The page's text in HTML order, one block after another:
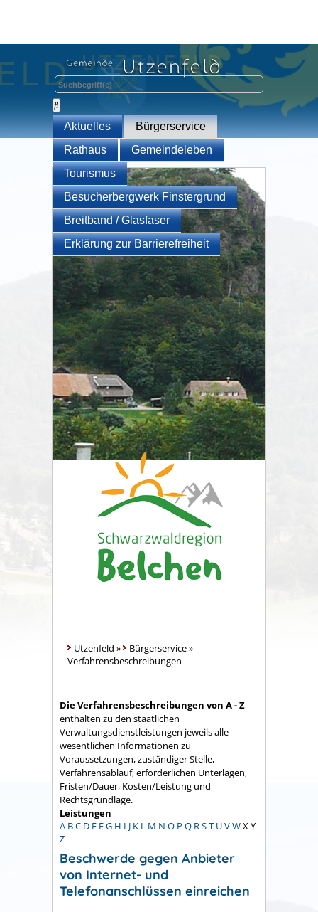
Aktuelles
Bürgerservice
Rathaus
Gemeindeleben
Tourismus
Besucherbergwerk Finstergrund
Breitband / Glasfaser
Erklärung zur Barrierefreiheit
Utzenfeld » Bürgerservice»
Verfahrensbeschreibungen
Die Verfahrensbeschreibungen von A - Z
enthalten zu den staatlichen
Verwaltungsdienstleistungen jeweils alle
wesentlichen Informationen zu
Voraussetzungen, zuständiger Stelle,
Verfahrensablauf, erforderlichen Unterlagen,
Fristen/Dauer, Kosten/Leistung und
Rechtsgrundlage.
Leistungen
A BC D E FG H I J K L M N O P Q RST UVWX Y
Z
Beschwerde gegen Anbieter
von Internet- und
Telefonanschlüssen einreichen